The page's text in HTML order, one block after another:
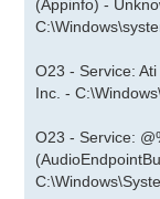
(Appinfo) -
O23 - Service:
Inc. -
O23 - Service: